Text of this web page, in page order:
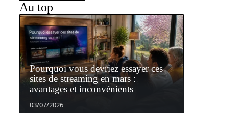
Au top
Pourquoi vous devriez essayer ces
sites de streaming en mars :
avantages et inconvénients
03/07/2026